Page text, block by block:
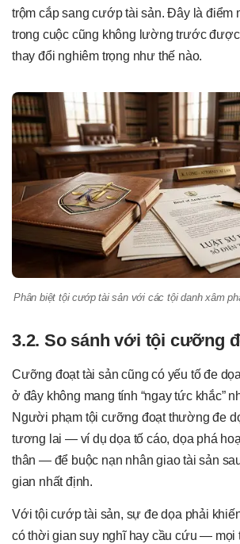
trộm cắp sang cướp tài sản. Đây là điểm
trong cuộc cũng không lường trước
thay đổi nghiêm trọng như thế nào.
Phân biệt tội cướp tài sản với các tội danh xâm
3.2. So sánh với tội cưỡng
Cưỡng đoạt tài sản cũng có yếu tố đe
ở đây không mang tính “ngay tức khắc”
Người phạm tội cưỡng đoạt thường đe
tương lai — ví dụ dọa tố cáo, dọa phá
thân — để buộc nạn nhân giao tài sản
gian nhất định.
Với tội cướp tài sản, sự đe dọa phải
có thời gian suy nghĩ hay cầu cứu — mọi